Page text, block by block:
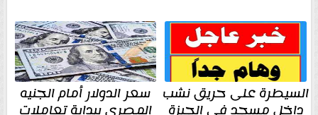
السيطرة على حريق نشب
داخل مسجد في الجيزة
سعر الدولار أمام الجنيه
المصري ببداية تعاملات